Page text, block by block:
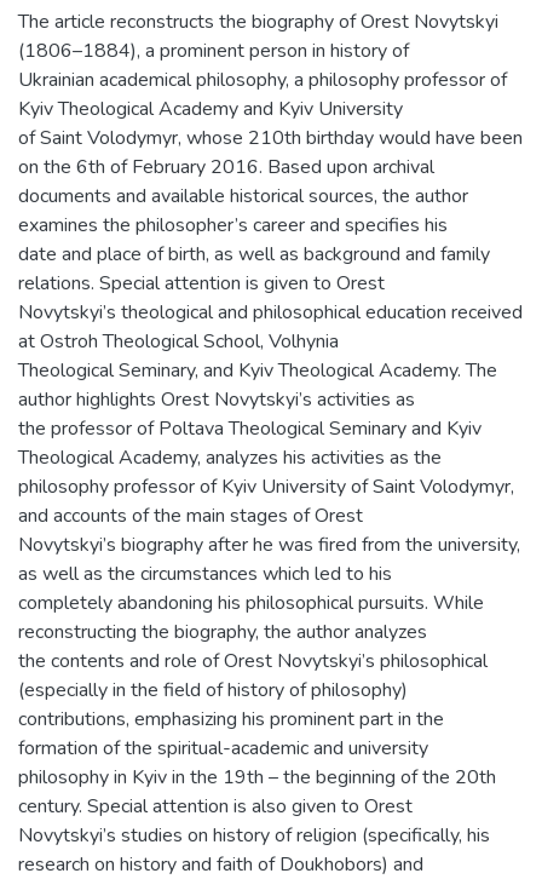
The article reconstructs the biography of Orest Novytskyi
(1806–1884), a prominent person in history of
Ukrainian academical philosophy, a philosophy professor of
Kyiv Theological Academy and Kyiv University
of Saint Volodymyr, whose 210th birthday would have been
on the 6th of February 2016. Based upon archival
documents and available historical sources, the author
examines the philosopher’s career and specifies his
date and place of birth, as well as background and family
relations. Special attention is given to Orest
Novytskyi’s theological and philosophical education received
at Ostroh Theological School, Volhynia
Theological Seminary, and Kyiv Theological Academy. The
author highlights Orest Novytskyi’s activities as
the professor of Poltava Theological Seminary and Kyiv
Theological Academy, analyzes his activities as the
philosophy professor of Kyiv University of Saint Volodymyr,
and accounts of the main stages of Orest
Novytskyi’s biography after he was fired from the university,
as well as the circumstances which led to his
completely abandoning his philosophical pursuits. While
reconstructing the biography, the author analyzes
the contents and role of Orest Novytskyi’s philosophical
(especially in the field of history of philosophy)
contributions, emphasizing his prominent part in the
formation of the spiritual-academic and university
philosophy in Kyiv in the 19th – the beginning of the 20th
century. Special attention is also given to Orest
Novytskyi’s studies on history of religion (specifically, his
research on history and faith of Doukhobors) and